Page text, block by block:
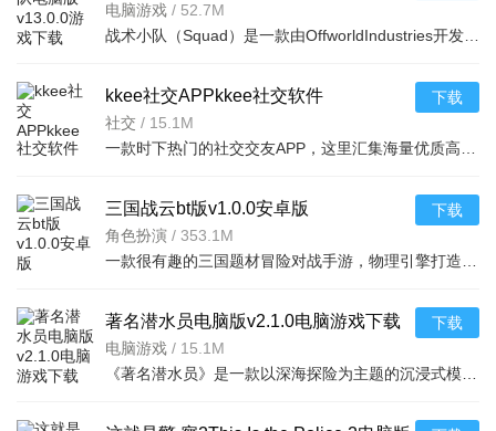
电脑游戏 / 52.7M
kkee社交APPkkee社交软件
社交 / 15.1M
下载
三国战云bt版v1.0.0安卓版
角色扮演 / 353.1M
下载
著名潜水员电脑版v2.1.0电脑游戏下载
电脑游戏 / 15.1M
下载